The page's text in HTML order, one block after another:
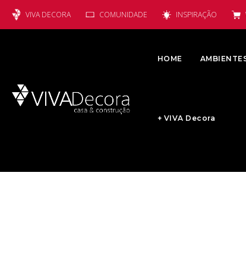
VIVA DECORA COMUNIDADE INSPIRAÇÃO
HOME
+ VIVA Decora